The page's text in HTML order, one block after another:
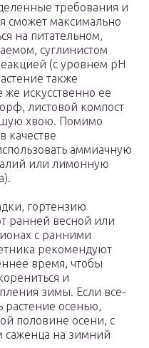
требования и
сможет максимально
на питательном,
суглинистом
(с уровнем рН
также
искусственно ее
листовой компост
хвою. Помимо
качестве
аммиачную
или лимонную
гортензию
ранней весной или
с ранними
рекомендуют
время, чтобы
и
зимы. Если все-
растение осенью,
половине осени, с
саженца на зимний